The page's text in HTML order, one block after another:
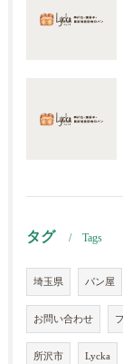
タグ Tags
埼玉県 パン屋
お問い合わせ
所沢市 Lycka